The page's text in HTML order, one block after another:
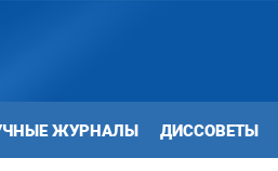
ЖУРНАЛЫ ДИССОВЕТЫ